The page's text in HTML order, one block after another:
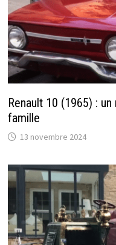
Renault 10 (1965) :
famille
13 novembre 2024